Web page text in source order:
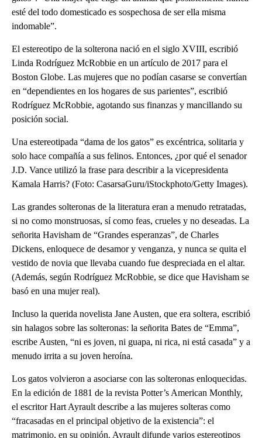
esté del todo domesticado es sospechosa de ser ella misma
indomable”.
El estereotipo de la solterona nació en el siglo XVIII, escribió
Linda Rodríguez McRobbie en un artículo de 2017 para el
Boston Globe. Las mujeres que no podían casarse se convertían
en “dependientes en los hogares de sus parientes”, escribió
Rodríguez McRobbie, agotando sus finanzas y mancillando su
posición social.
Una estereotipada “dama de los gatos” es excéntrica, solitaria y
solo hace compañía a sus felinos. Entonces, ¿por qué el senador
J.D. Vance utilizó la frase para describir a la vicepresidenta
Kamala Harris? (Foto: CasarsaGuru/iStockphoto/Getty Images).
Las grandes solteronas de la literatura eran a menudo retratadas,
si no como monstruosas, sí como feas, crueles y no deseadas. La
señorita Havisham de “Grandes esperanzas”, de Charles
Dickens, enloquece de desamor y venganza, y nunca se quita el
vestido de novia que llevaba cuando fue despreciada en el altar.
(Además, según Rodríguez McRobbie, se dice que Havisham se
basó en una mujer real).
Incluso la querida novelista Jane Austen, que era soltera, escribió
sin halagos sobre las solteronas: la señorita Bates de “Emma”,
escribe Austen, “ni es joven, ni guapa, ni rica, ni está casada” y a
menudo irrita a su joven heroína.
Los gatos volvieron a asociarse con las solteronas enloquecidas.
En la edición de 1881 de la revista Potter’s American Monthly,
el escritor Hart Ayrault describe a las mujeres solteras como
“fracasadas en el principal objetivo de la existencia”: el
matrimonio, en su opinión. Ayrault difunde varios estereotipos